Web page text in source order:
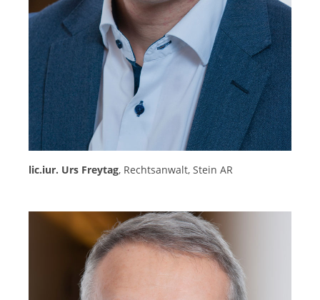
lic.iur. Urs Freytag, Rechtsanwalt, Stein AR